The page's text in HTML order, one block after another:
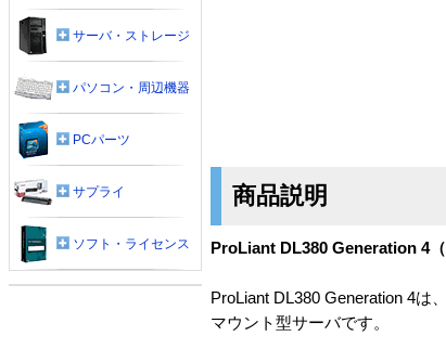
商品説明
ProLiant DL380 Generation 4（
ProLiant DL380 Generation 4は
マウント型サーバです。
サーバ・ストレージ
パソコン・周辺機器
PCパーツ
サプライ
ソフト・ライセンス